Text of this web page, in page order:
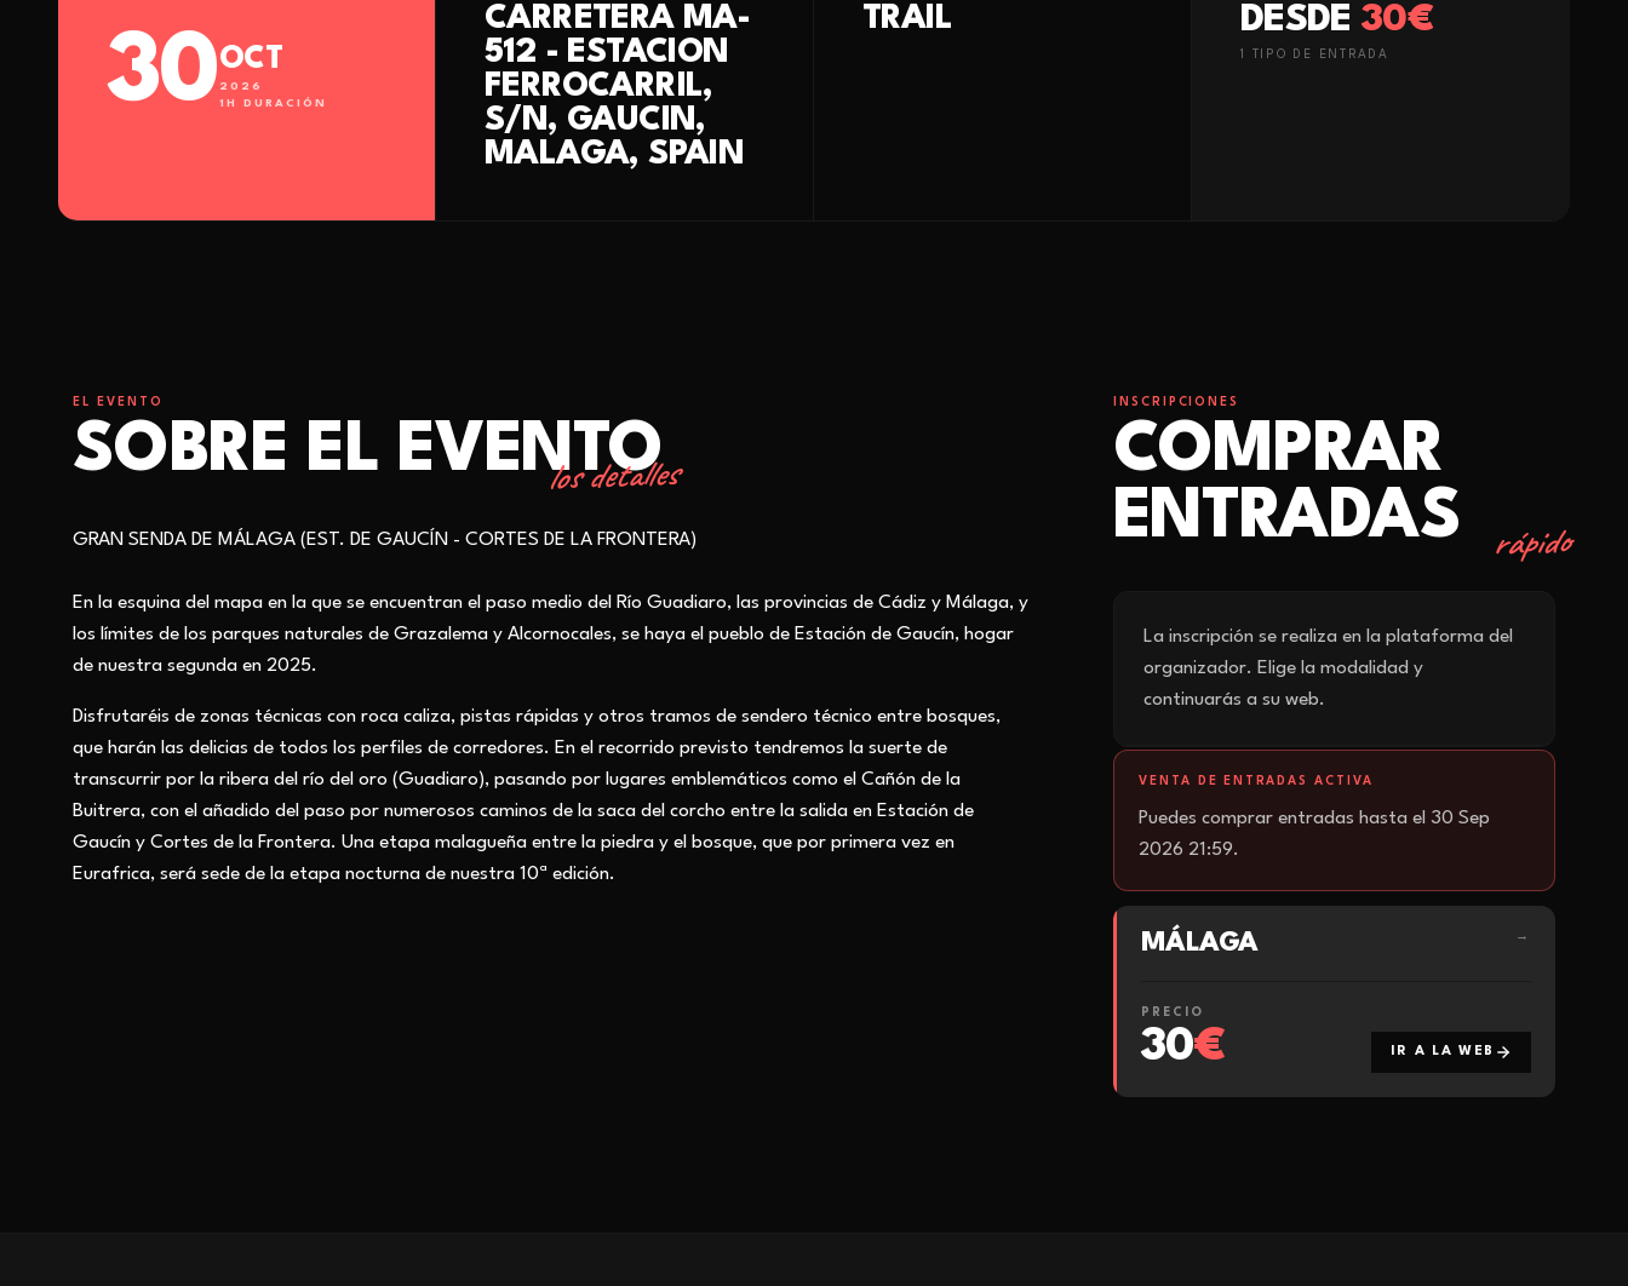
30OCT
2026
1 H DURACIÓN
CARRETERA MA-
512 - ESTACION
FERROCARRIL,
S/N, GAUCIN,
MALAGA, SPAIN
TRAIL DESDE 30€
1 TIPO DE ENTRADA
EL EVENTO
SOBRE EL EVENTO
los detalles
GRAN SENDA DE MÁLAGA (EST. DE GAUCÍN - CORTES DE LA FRONTERA)
En la esquina del mapa en la que se encuentran el paso medio del Río Guadiaro, las provincias de Cádiz y Málaga, y
los límites de los parques naturales de Grazalema y Alcornocales, se haya el pueblo de Estación de Gaucín, hogar
de nuestra segunda en 2025.
Disfrutaréis de zonas técnicas con roca caliza, pistas rápidas y otros tramos de sendero técnico entre bosques,
que harán las delicias de todos los perfiles de corredores. En el recorrido previsto tendremos la suerte de
transcurrir por la ribera del río del oro (Guadiaro), pasando por lugares emblemáticos como el Cañón de la
Buitrera, con el añadido del paso por numerosos caminos de la saca del corcho entre la salida en Estación de
Gaucín y Cortes de la Frontera. Una etapa malagueña entre la piedra y el bosque, que por primera vez en
Eurafrica, será sede de la etapa nocturna de nuestra 10ª edición.
INSCRIPCIONES
COMPRAR
ENTRADAS
rápido
La inscripción se realiza en la plataforma del
organizador. Elige la modalidad y
continuarás a su web.
VENTA DE ENTRADAS ACTIVA
Puedes comprar entradas hasta el 30 Sep
2026 21:59.
MÁLAGA →
PRECIO
30€ IR A LA WEB